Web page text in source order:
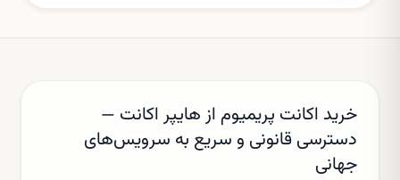
خرید اکانت پریمیوم از هایپر اکانت —
دسترسی قانونی و سریع به سرویس‌های
جهانی